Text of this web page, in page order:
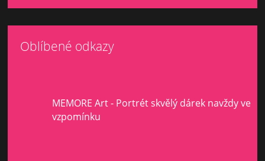
Oblíbené odkazy
MEMORE Art - Portrét skvělý dárek navždy ve
vzpomínku